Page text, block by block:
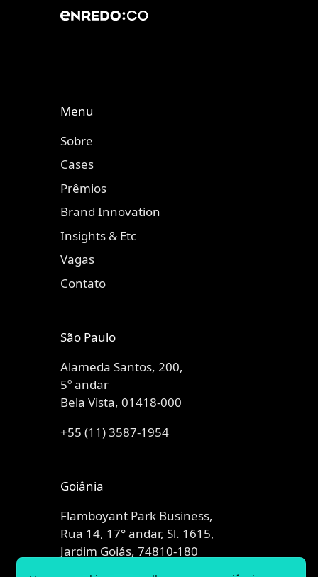
Menu
Sobre
Cases
Prêmios
Brand Innovation
Insights & Etc
Vagas
Contato
São Paulo
Alameda Santos, 200,
5º andar
Bela Vista, 01418-000
+55 (11) 3587-1954
Goiânia
Flamboyant Park Business,
Rua 14, 17° andar, Sl. 1615,
Jardim Goiás, 74810-180